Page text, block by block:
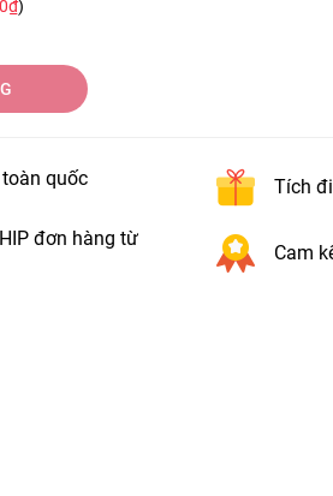
)
quốc Tích
đơn hàng từ
Cam